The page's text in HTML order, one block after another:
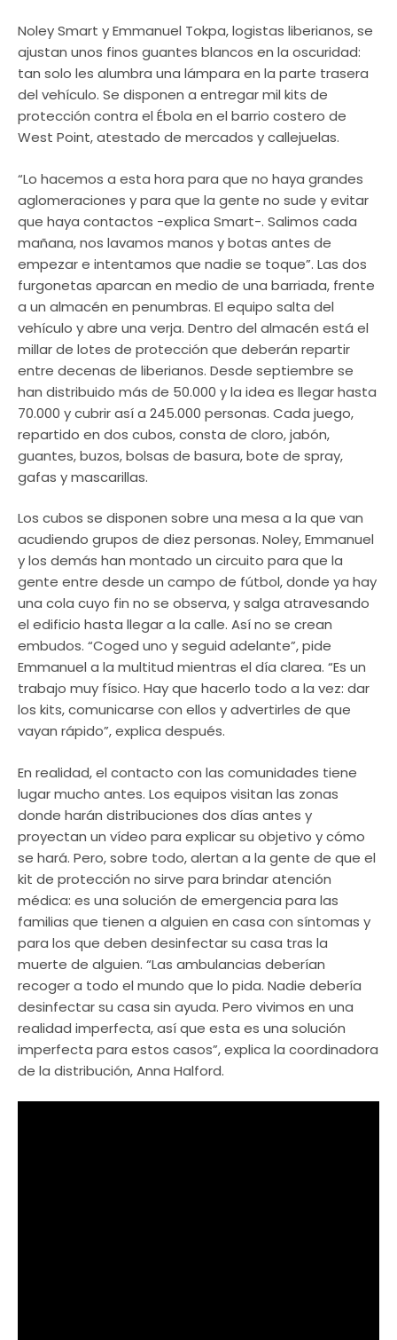
Noley Smart y Emmanuel Tokpa, logistas liberianos, se
ajustan unos finos guantes blancos en la oscuridad:
tan solo les alumbra una lámpara en la parte trasera
del vehículo. Se disponen a entregar mil kits de
protección contra el Ébola en el barrio costero de
West Point, atestado de mercados y callejuelas.
“Lo hacemos a esta hora para que no haya grandes
aglomeraciones y para que la gente no sude y evitar
que haya contactos -explica Smart-. Salimos cada
mañana, nos lavamos manos y botas antes de
empezar e intentamos que nadie se toque”. Las dos
furgonetas aparcan en medio de una barriada, frente
a un almacén en penumbras. El equipo salta del
vehículo y abre una verja. Dentro del almacén está el
millar de lotes de protección que deberán repartir
entre decenas de liberianos. Desde septiembre se
han distribuido más de 50.000 y la idea es llegar hasta
70.000 y cubrir así a 245.000 personas. Cada juego,
repartido en dos cubos, consta de cloro, jabón,
guantes, buzos, bolsas de basura, bote de spray,
gafas y mascarillas.
Los cubos se disponen sobre una mesa a la que van
acudiendo grupos de diez personas. Noley, Emmanuel
y los demás han montado un circuito para que la
gente entre desde un campo de fútbol, donde ya hay
una cola cuyo fin no se observa, y salga atravesando
el edificio hasta llegar a la calle. Así no se crean
embudos. “Coged uno y seguid adelante”, pide
Emmanuel a la multitud mientras el día clarea. “Es un
trabajo muy físico. Hay que hacerlo todo a la vez: dar
los kits, comunicarse con ellos y advertirles de que
vayan rápido”, explica después.
En realidad, el contacto con las comunidades tiene
lugar mucho antes. Los equipos visitan las zonas
donde harán distribuciones dos días antes y
proyectan un vídeo para explicar su objetivo y cómo
se hará. Pero, sobre todo, alertan a la gente de que el
kit de protección no sirve para brindar atención
médica: es una solución de emergencia para las
familias que tienen a alguien en casa con síntomas y
para los que deben desinfectar su casa tras la
muerte de alguien. “Las ambulancias deberían
recoger a todo el mundo que lo pida. Nadie debería
desinfectar su casa sin ayuda. Pero vivimos en una
realidad imperfecta, así que esta es una solución
imperfecta para estos casos”, explica la coordinadora
de la distribución, Anna Halford.